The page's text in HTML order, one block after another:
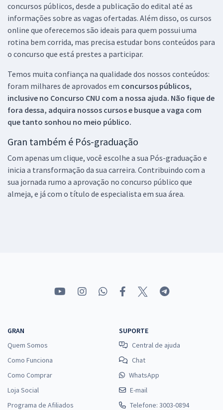
concursos públicos, desde a publicação do edital até as
informações sobre as vagas ofertadas. Além disso, os cursos
online que oferecemos são ideais para quem possui uma
rotina bem corrida, mas precisa estudar bons conteúdos para
o concurso que está prestes a participar.
Temos muita confiança na qualidade dos nossos conteúdos:
foram milhares de aprovados em concursos públicos,
inclusive no Concurso CNU com a nossa ajuda. Não fique de
fora dessa, adquira nossos cursos e busque a vaga com
que tanto sonhou no meio público.
Gran também é Pós-graduação
Com apenas um clique, você escolhe a sua Pós-graduação e
inicia a transformação da sua carreira. Contribuindo com a
sua jornada rumo a aprovação no concurso público que
almeja, e já com o título de especialista em sua área.
GRAN
Quem Somos
Como Funciona
Como Comprar
Loja Social
Programa de Afiliados
SUPORTE
Central de ajuda
Chat
WhatsApp
E-mail
Telefone: 3003-0894